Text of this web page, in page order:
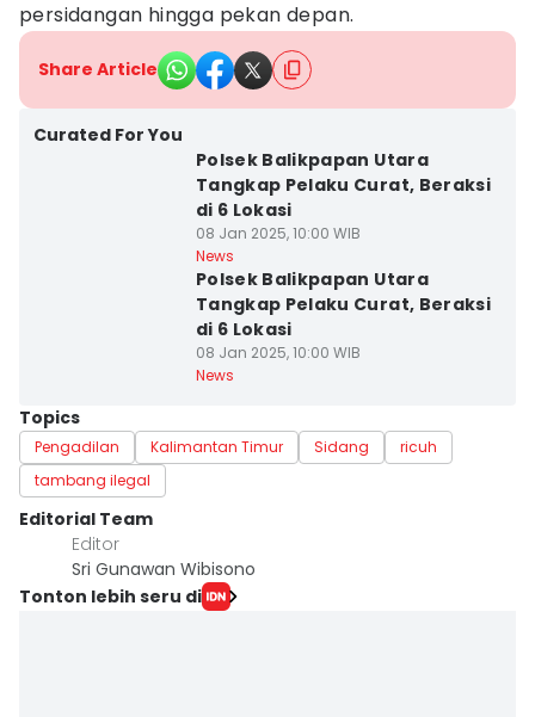
persidangan hingga pekan depan.
Share Article
Curated For You
Polsek Balikpapan Utara
Tangkap Pelaku Curat, Beraksi
di 6 Lokasi
08 Jan 2025, 10:00 WIB
News
Polsek Balikpapan Utara
Tangkap Pelaku Curat, Beraksi
di 6 Lokasi
08 Jan 2025, 10:00 WIB
News
Topics
Pengadilan Kalimantan Timur Sidang
ricuh
tambang ilegal
Editorial Team
Editor
Sri Gunawan Wibisono
Tonton lebih seru di